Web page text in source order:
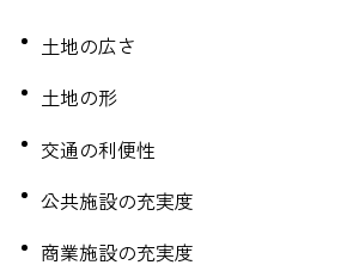
土地の広さ
土地の形
交通の利便性
公共施設の充実度
商業施設の充実度